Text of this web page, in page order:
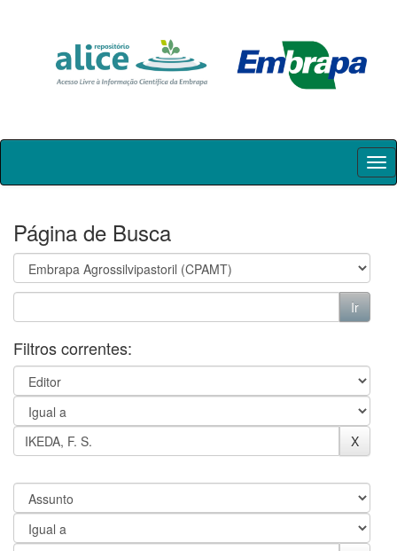
Skip
Página de Busca
Filtros correntes: